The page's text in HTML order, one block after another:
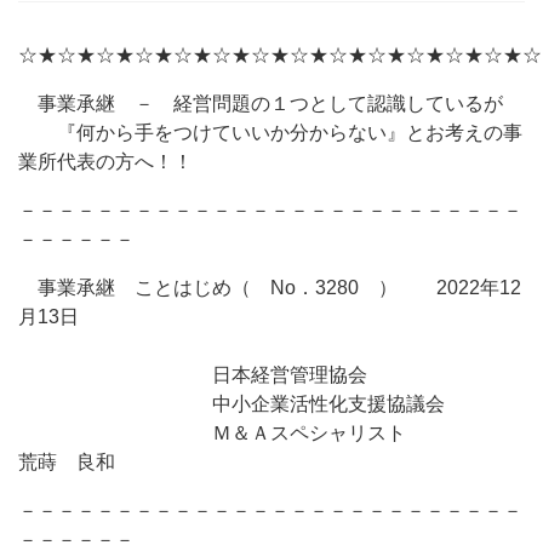
事業承継 － 経営問題の１つとして認識しているが
『何から手をつけていいか分からない』とお考えの事
業所代表の方へ！！
－－－－－－－－－－－－－－－－－－－－－－－－－－
－－－－－－
事業承継 ことはじめ（ No．3280 ） 2022年12
月13日
日本経営管理協会
中小企業活性化支援協議会
Ｍ＆Ａスペシャリスト
荒蒔 良和
－－－－－－－－－－－－－－－－－－－－－－－－－－
－－－－－－